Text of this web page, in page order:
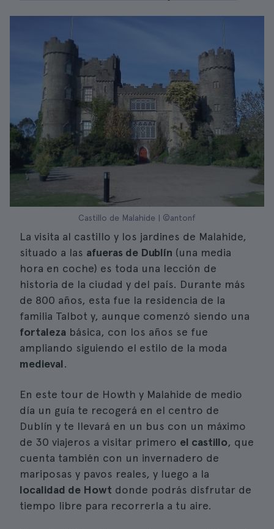
Castillo de Malahide | ©antonf
La visita al castillo y los jardines de Malahide,
situado a las afueras de Dublín (una media
hora en coche) es toda una lección de
historia de la ciudad y del país. Durante más
de 800 años, esta fue la residencia de la
familia Talbot y, aunque comenzó siendo una
fortaleza básica, con los años se fue
ampliando siguiendo el estilo de la moda
medieval.
En este tour de Howth y Malahide de medio
día un guía te recogerá en el centro de
Dublín y te llevará en un bus con un máximo
de 30 viajeros a visitar primero el castillo, que
cuenta también con un invernadero de
mariposas y pavos reales, y luego a la
localidad de Howt donde podrás disfrutar de
tiempo libre para recorrerla a tu aire.